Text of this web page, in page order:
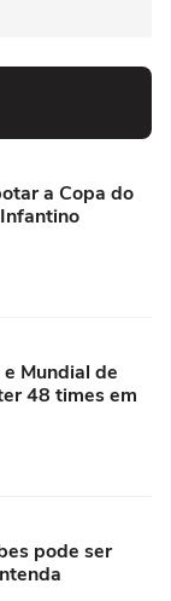
a Copa do
Mundial de
48 times em
pode ser